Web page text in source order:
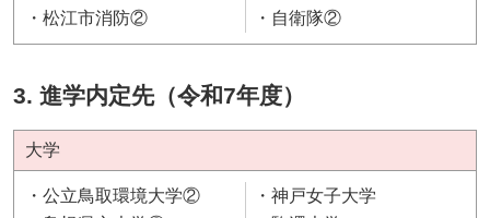
松江市消防②
自衛隊②
3. 進学内定先（令和7年度）
大学
公立鳥取環境大学②
神戸女子大学